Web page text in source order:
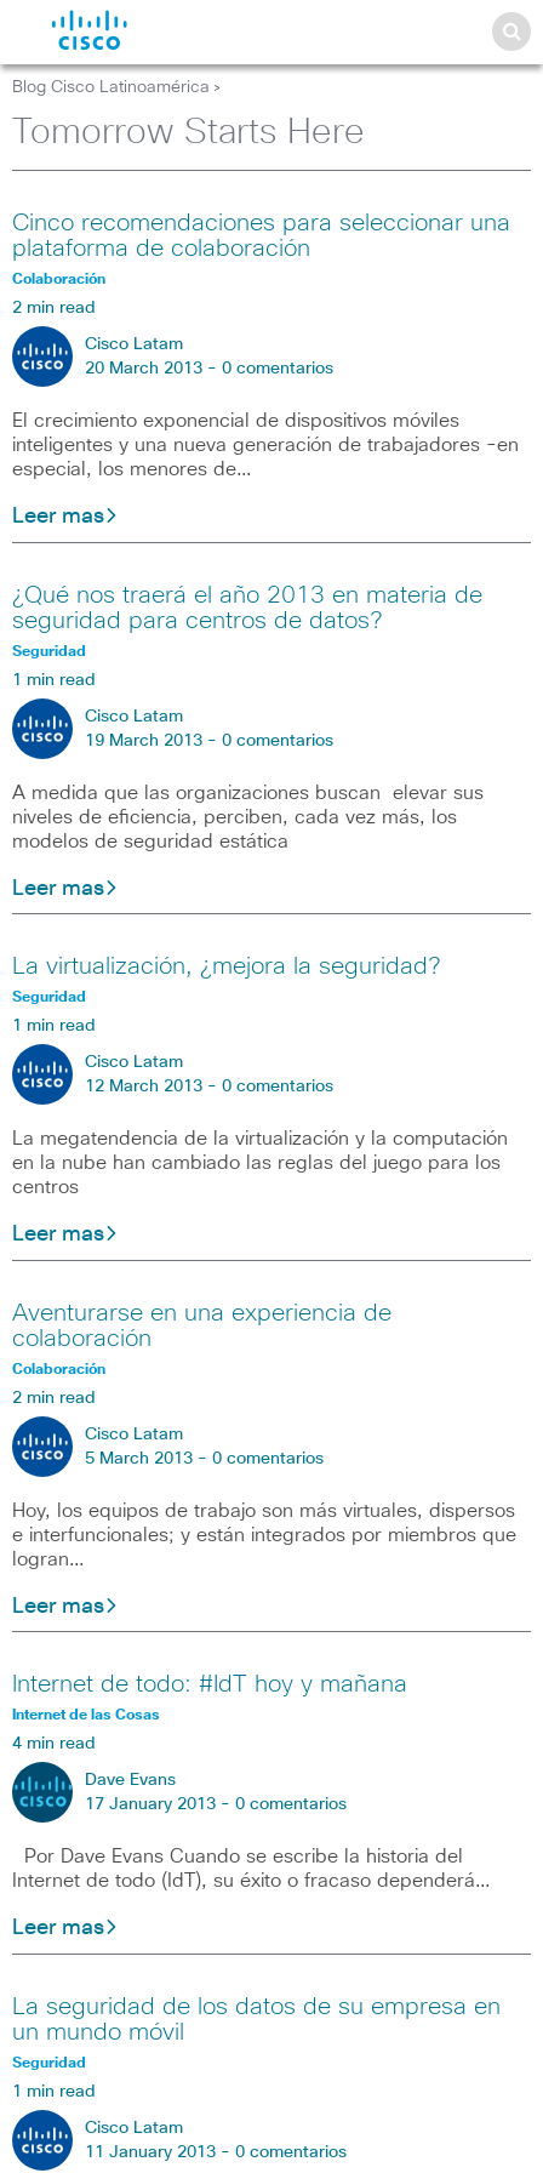
Blog Cisco Latinoamérica >
Tomorrow Starts Here
Cinco recomendaciones para seleccionar una
plataforma de colaboración
Colaboración
2 min read
Cisco Latam
20 March 2013 - 0 comentarios
El crecimiento exponencial de dispositivos móviles
inteligentes y una nueva generación de trabajadores -en
especial, los menores de…
Leer mas
¿Qué nos traerá el año 2013 en materia de
seguridad para centros de datos?
Seguridad
1 min read
Cisco Latam
19 March 2013 - 0 comentarios
A medida que las organizaciones buscan elevar sus
niveles de eficiencia, perciben, cada vez más, los
modelos de seguridad estática
Leer mas
La virtualización, ¿mejora la seguridad?
Seguridad
1 min read
Cisco Latam
12 March 2013 - 0 comentarios
La megatendencia de la virtualización y la computación
en la nube han cambiado las reglas del juego para los
centros
Leer mas
Aventurarse en una experiencia de
colaboración
Colaboración
2 min read
Cisco Latam
5 March 2013 - 0 comentarios
Hoy, los equipos de trabajo son más virtuales, dispersos
e interfuncionales; y están integrados por miembros que
logran…
Leer mas
Internet de todo: #IdT hoy y mañana
Internet de las Cosas
4 min read
Dave Evans
17 January 2013 - 0 comentarios
Por Dave Evans Cuando se escribe la historia del
Internet de todo (IdT), su éxito o fracaso dependerá…
Leer mas
La seguridad de los datos de su empresa en
un mundo móvil
Seguridad
1 min read
Cisco Latam
11 January 2013 - 0 comentarios